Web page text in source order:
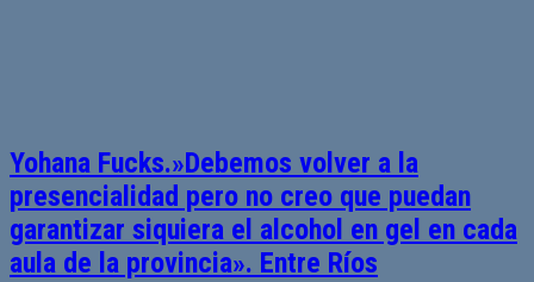
Yohana Fucks.»Debemos volver a la
presencialidad pero no creo que puedan
garantizar siquiera el alcohol en gel en cada
aula de la provincia». Entre Ríos